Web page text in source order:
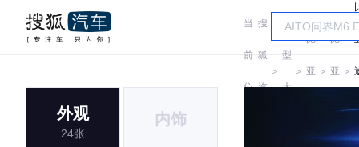
当
前
位
搜
狐
汽
＞
车
型
大
＞
比
亚 ＞
比
亚 ＞
外观
24张
内饰